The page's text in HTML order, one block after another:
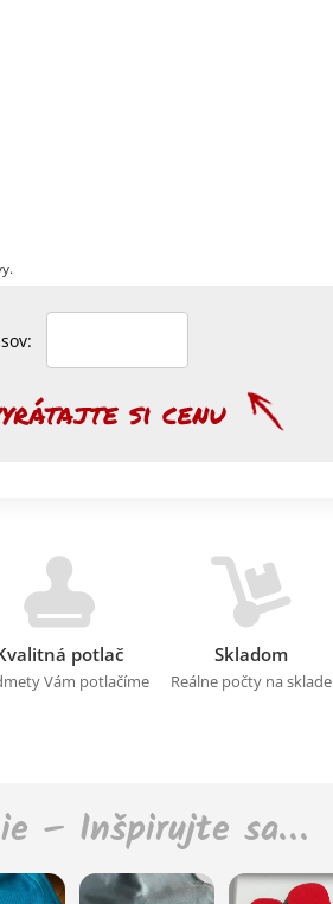
potlač
Vám potlačíme
Skladom
Reálne počty na sklade
– Inšpirujte sa…